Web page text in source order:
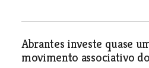
Abrantes investe quase
movimento associativo